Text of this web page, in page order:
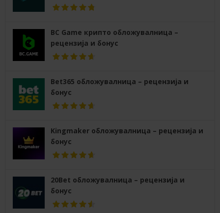
BC Game крипто обложувалница –
рецензија и бонус
Bet365 обложувалница – рецензија и
бонус
Kingmaker обложувалница – рецензија и
бонус
20Bet обложувалница – рецензија и
бонус